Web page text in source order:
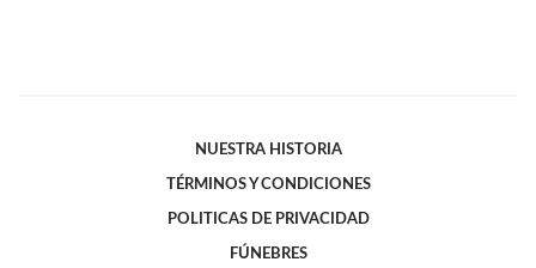
NUESTRA HISTORIA
TÉRMINOS Y CONDICIONES
POLITICAS DE PRIVACIDAD
FÚNEBRES